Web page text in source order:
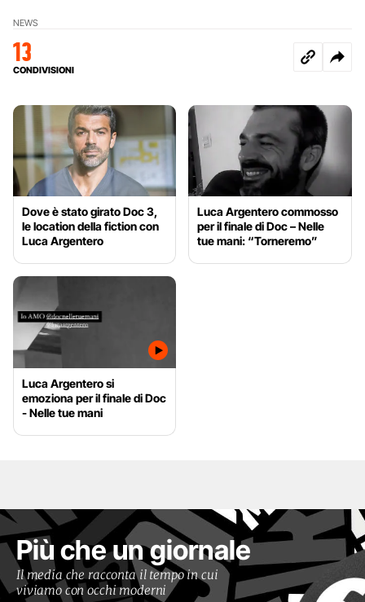
NEWS
13
CONDIVISIONI
Dove è stato girato Doc 3,
le location della fiction con
Luca Argentero
Luca Argentero commosso
per il finale di Doc – Nelle
tue mani: “Torneremo”
Luca Argentero si
emoziona per il finale di Doc
- Nelle tue mani
Più che un giornale
Il media che racconta il tempo in cui
viviamo con occhi moderni